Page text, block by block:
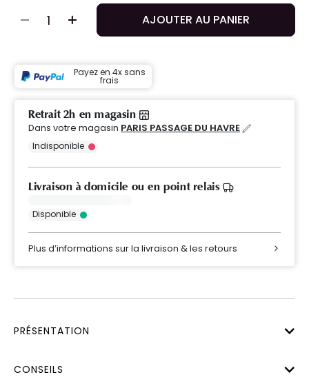
AJOUTER AU PANIER
Payez en 4x sans
frais
Retrait 2h en magasin
Dans votre magasin PARIS PASSAGE DU HAVRE
Indisponible
Livraison à domicile ou en point relais
Disponible
Plus d’informations sur la livraison & les retours
PRÉSENTATION
CONSEILS